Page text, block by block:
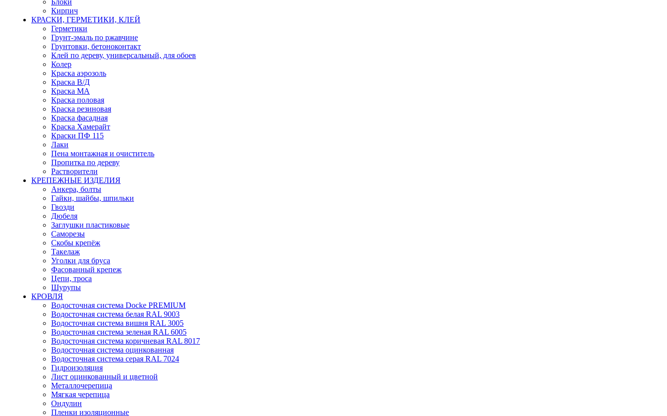
Блоки
Кирпич
КРАСКИ, ГЕРМЕТИКИ, КЛЕЙ
Герметики
Грунт-эмаль по ржавчине
Грунтовки, бетоноконтакт
Клей по дереву, универсальный, для обоев
Колер
Краска аэрозоль
Краска В/Д
Краска МА
Краска половая
Краска резиновая
Краска фасадная
Краска Хамерайт
Краски ПФ 115
Лаки
Пена монтажная и очиститель
Пропитка по дереву
Растворители
КРЕПЕЖНЫЕ ИЗДЕЛИЯ
Анкера, болты
Гайки, шайбы, шпильки
Гвозди
Дюбеля
Заглушки пластиковые
Саморезы
Скобы крепёж
Такелаж
Уголки для бруса
Фасованный крепеж
Цепи, троса
Шурупы
КРОВЛЯ
Водосточная система Docke PREMIUM
Водосточная система белая RAL 9003
Водосточная система вишня RAL 3005
Водосточная система зеленая RAL 6005
Водосточная система коричневая RAL 8017
Водосточная система оцинкованная
Водосточная система серая RAL 7024
Гидроизоляция
Лист оцинкованный и цветной
Металлочерепица
Мягкая черепица
Ондулин
Пленки изоляционные